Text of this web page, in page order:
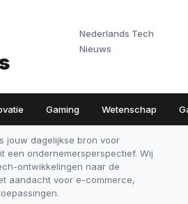
Nederlands Tech
Nieuws
Gaming Wetenschap
jouw dagelijkse bron voor
een ondernemersperspectief. Wij
ontwikkelingen naar de
aandacht voor e-commerce,